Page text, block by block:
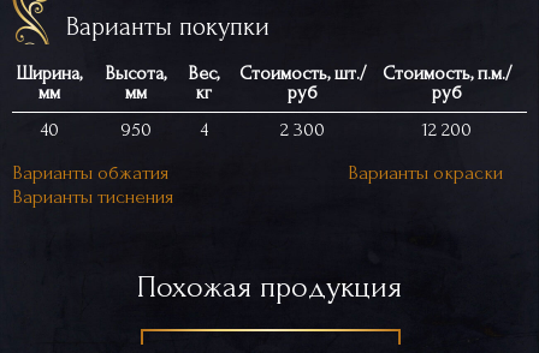
Варианты покупки
Ширина,
мм
Высота,
мм
Вес,
кг
Стоимость, шт./
руб
Стоимость, п.м./
руб
40
950 4 2 300 12 200
Варианты обжатия
Варианты окраски
Варианты тиснения
Похожая продукция